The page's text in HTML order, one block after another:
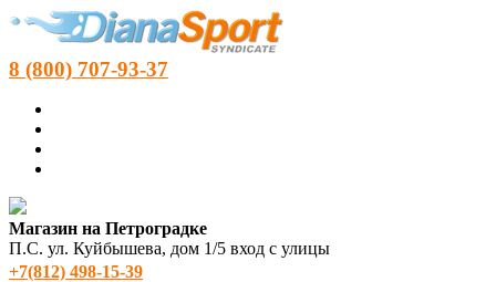
8 (800) 707-93-37
Магазин на Петроградке
П.С. ул. Куйбышева, дом 1/5 вход с улицы
+7(812) 498‑15-39